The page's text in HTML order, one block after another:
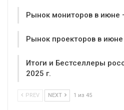
Рынок мониторов в июне
Рынок проекторов в
Итоги и Бестселлеры
2025 г.
PREV NEXT 1 из 45